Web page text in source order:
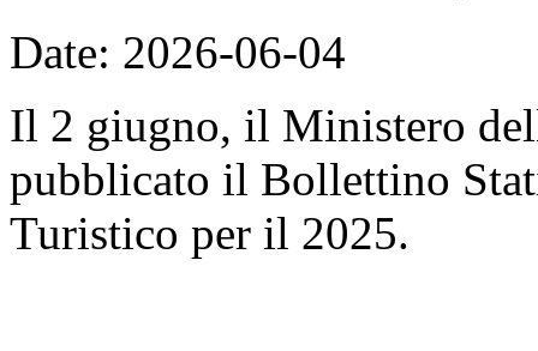
Date: 2026-06-04
Il 2 giugno, il Ministero
pubblicato il Bollettino
Turistico per il 2025.